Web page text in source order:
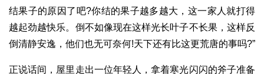
结果子的原因了吧?你结的果子越多越大，这一家人就打得
越起劲越快乐。倒不如像现在这样光长叶子不长果，这样反
倒清静安逸，他们也无可奈何!天下还有比这更荒唐的事吗?”
正说话间，屋里走出一位年轻人，拿着寒光闪闪的斧子准备